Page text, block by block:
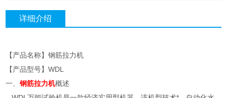
详细介绍
【产品名称】钢筋拉力机
【产品型号】WDL
一、钢筋拉力机概述